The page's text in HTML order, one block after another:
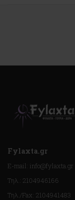
Fylaxta.gr
E-mail: info@fylaxta.gr
Τηλ.: 2104946166
Τηλ./Fax: 2104941483